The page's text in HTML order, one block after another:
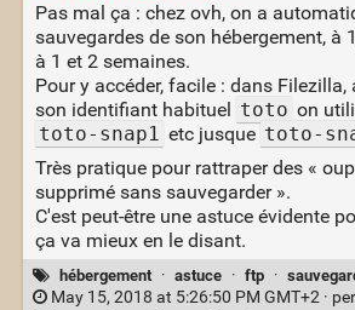
Pas mal ça : chez ovh, on a
sauvegardes de son hébergement, à
à 1 et 2 semaines.
Pour y accéder, facile : dans
son identifiant habituel
toto on
toto-snap1 etc jusque toto-
Très pratique pour rattraper des «
supprimé sans sauvegarder ».
C'est peut-être une astuce évidente
ça va mieux en le disant.
hébergement · astuce · ftp ·
May 15, 2018 at 5:26:50 PM GMT+2 ·